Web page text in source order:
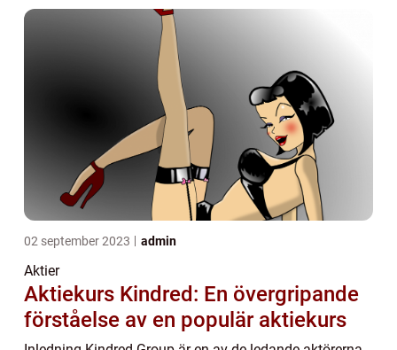
denna artikel kommer vi ...
02 september 2023 admin
Aktier
Aktiekurs Kindred: En övergripande
förståelse av en populär aktiekurs